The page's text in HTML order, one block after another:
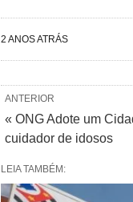
2 ANOS ATRÁS
ANTERIOR
« ONG Adote um
cuidador de idosos
LEIA TAMBÉM: